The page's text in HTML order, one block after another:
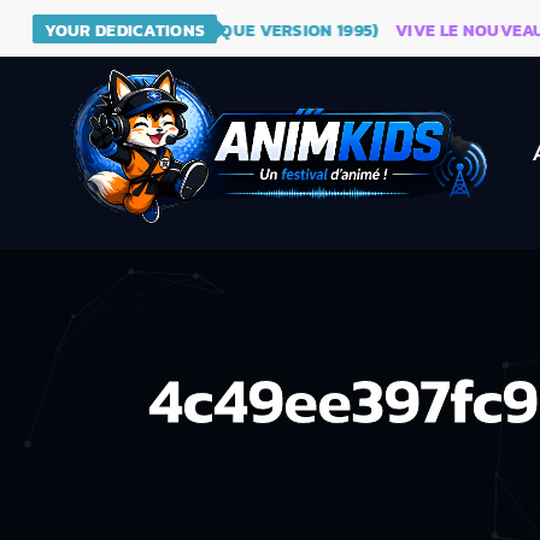
YOUR DEDICATIONS
BALL (GÉNÉRIQUE VERSION 1995) VIVE LE NOUVEAU SITE